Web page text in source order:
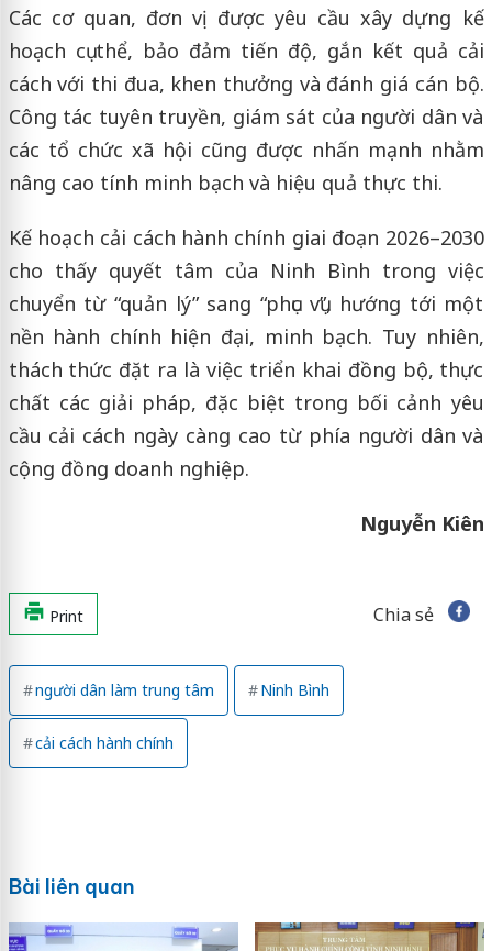
Các cơ quan, đơn vị được yêu cầu xây dựng kế
hoạch cụ thể, bảo đảm tiến độ, gắn kết quả cải
cách với thi đua, khen thưởng và đánh giá cán bộ.
Công tác tuyên truyền, giám sát của người dân và
các tổ chức xã hội cũng được nhấn mạnh nhằm
nâng cao tính minh bạch và hiệu quả thực thi.
Kế hoạch cải cách hành chính giai đoạn 2026–2030
cho thấy quyết tâm của Ninh Bình trong việc
chuyển từ “quản lý” sang “phục vụ”, hướng tới một
nền hành chính hiện đại, minh bạch. Tuy nhiên,
thách thức đặt ra là việc triển khai đồng bộ, thực
chất các giải pháp, đặc biệt trong bối cảnh yêu
cầu cải cách ngày càng cao từ phía người dân và
cộng đồng doanh nghiệp.
Nguyễn Kiên
Print Chia sẻ
người dân làm trung tâm Ninh Bình
cải cách hành chính
Bài liên quan